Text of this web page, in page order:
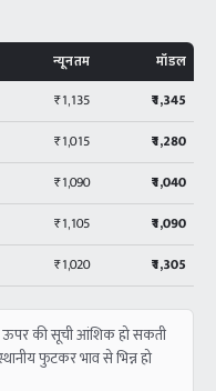
न्यूनतम मॉडल
₹1,135
₹1,345
₹1,015
₹1,280
₹1,090
₹1,040
₹1,105
₹1,090
₹1,020 ₹1,305
ऊपर की सूची आंशिक हो सकती
फुटकर भाव से भिन्न हो